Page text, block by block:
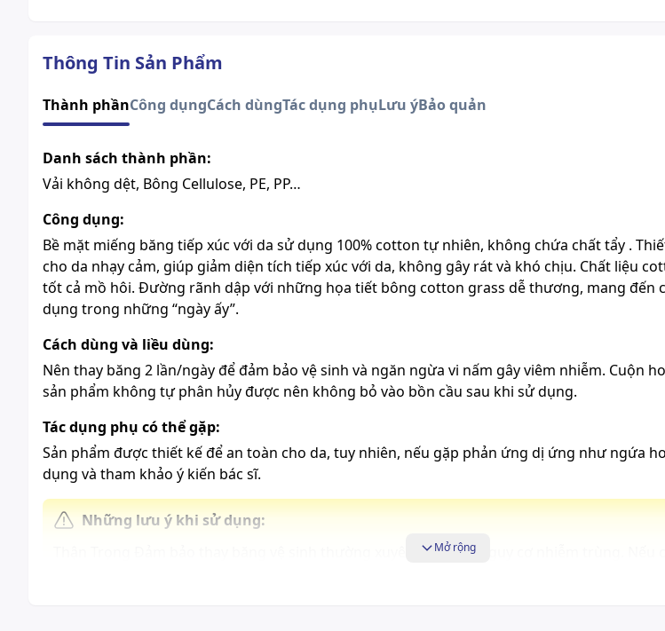
Thông Tin Sản Phẩm
Thành phầnCông dụngCách dùngTác dụng phụLưu ýBảo quản
Danh sách thành phần:
Vải không dệt, Bông Cellulose, PE, PP…
Công dụng:
Bề mặt miếng băng tiếp xúc với da sử dụng 100% cotton tự nhiên, không chứa chất tẩy .
cho da nhạy cảm, giúp giảm diện tích tiếp xúc với da, không gây rát và khó chịu. Chất liệu
tốt cả mồ hôi. Đường rãnh dập với những họa tiết bông cotton grass dễ thương, mang đến
dụng trong những “ngày ấy”.
Cách dùng và liều dùng:
Nên thay băng 2 lần/ngày để đảm bảo vệ sinh và ngăn ngừa vi nấm gây viêm nhiễm. Cuộn
sản phẩm không tự phân hủy được nên không bỏ vào bồn cầu sau khi sử dụng.
Tác dụng phụ có thể gặp:
Sản phẩm được thiết kế để an toàn cho da, tuy nhiên, nếu gặp phản ứng dị ứng như ngứa
dụng và tham khảo ý kiến bác sĩ.
Những lưu ý khi sử dụng:
Thận Trọng Đảm bảo thay băng vệ sinh thường xuyên để tránh nguy cơ nhiễm trùng. Nếu
Mở rộng